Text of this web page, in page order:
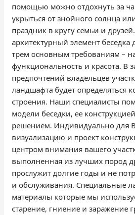
помощью можно отдохнуть за
укрыться от знойного солнца
праздник в кругу семьи и
архитектурный элемент беседка
трем основным требованиям –
функциональность и красота. В
предпочтений владельцев
ландшафта будет определяться
строения. Наши специалисты
модели беседки, ее
решением. Индивидуально для
визуализацию и проект
центром внимания вашего
выполненная из лучших пород
прослужит долгие годы и не
и обслуживания. Специальные
материалы которые мы
старение, гниение и заражение